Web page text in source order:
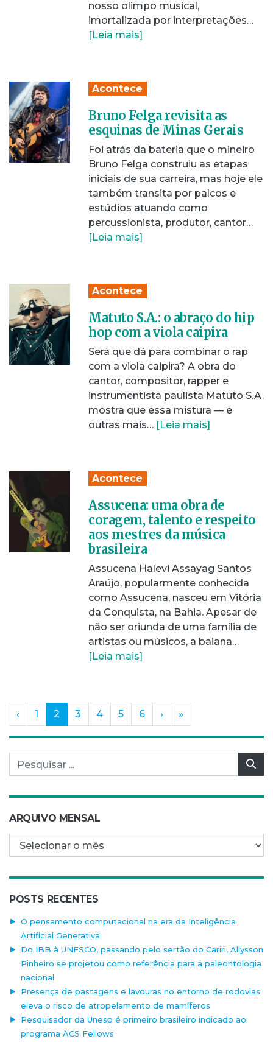
nosso olimpo musical,
imortalizada por interpretações…
[Leia mais]
Acontece
Bruno Felga revisita as
esquinas de Minas Gerais
Foi atrás da bateria que o mineiro
Bruno Felga construiu as etapas
iniciais de sua carreira, mas hoje ele
também transita por palcos e
estúdios atuando como
percussionista, produtor, cantor…
[Leia mais]
Acontece
Matuto S.A.: o abraço do hip
hop com a viola caipira
Será que dá para combinar o rap
com a viola caipira? A obra do
cantor, compositor, rapper e
instrumentista paulista Matuto S.A.
mostra que essa mistura — e
outras mais… [Leia mais]
Acontece
Assucena: uma obra de
coragem, talento e respeito
aos mestres da música
brasileira
Assucena Halevi Assayag Santos
Araújo, popularmente conhecida
como Assucena, nasceu em Vitória
da Conquista, na Bahia. Apesar de
não ser oriunda de uma família de
artistas ou músicos, a baiana…
[Leia mais]
‹ 1 2 (current)
3 4 5 6 › »
Pesquisar por:
ARQUIVO MENSAL
Arquivo mensal
POSTS RECENTES
O pensamento computacional na era da Inteligência
Artificial Generativa
Do IBB à UNESCO, passando pelo sertão do Cariri, Allysson
Pinheiro se projetou como referência para a paleontologia
nacional
Presença de pastagens e lavouras no entorno de rodovias
eleva o risco de atropelamento de mamíferos
Pesquisador da Unesp é primeiro brasileiro indicado ao
programa ACS Fellows